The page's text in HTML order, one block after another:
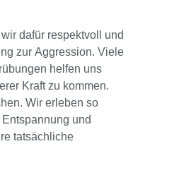
dafür respektvoll und
zur Aggression. Viele
helfen uns
Kraft zu kommen.
Wir erleben so
und
tatsächliche